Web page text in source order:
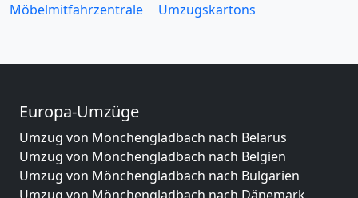
Möbelmitfahrzentrale
Umzugskartons
Europa-Umzüge
Umzug von Mönchengladbach nach Belarus
Umzug von Mönchengladbach nach Belgien
Umzug von Mönchengladbach nach Bulgarien